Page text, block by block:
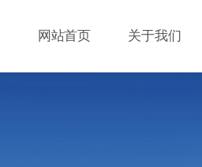
网站首页 关于我们